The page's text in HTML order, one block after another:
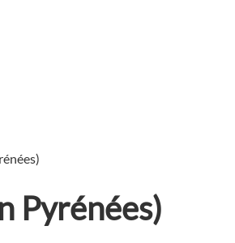
Pyrénées)